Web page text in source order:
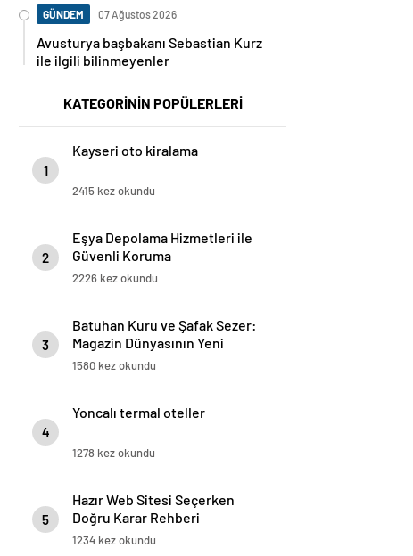
GÜNDEM 07 Ağustos 2026
Avusturya başbakanı Sebastian Kurz
ile ilgili bilinmeyenler
KATEGORİNİN POPÜLERLERİ
1
Kayseri oto kiralama
2415 kez okundu
2
Eşya Depolama Hizmetleri ile
Güvenli Koruma
2226 kez okundu
3
Batuhan Kuru ve Şafak Sezer:
Magazin Dünyasının Yeni
“Dynamic Duo”su!
1580 kez okundu
4
Yoncalı termal oteller
1278 kez okundu
5
Hazır Web Sitesi Seçerken
Doğru Karar Rehberi
1234 kez okundu